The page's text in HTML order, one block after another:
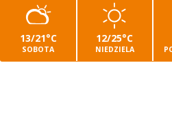
13/21°C
SOBOTA
12/25°C
NIEDZIELA